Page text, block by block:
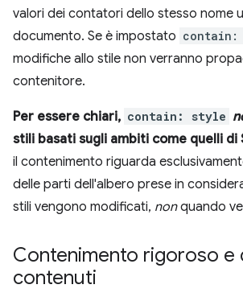
valori dei contatori dello stesso nome
documento. Se è impostato
modifiche allo stile non verranno
contenitore.
Per essere chiari, contain: style
stili basati sugli ambiti come quelli di
il contenimento riguarda
delle parti dell'albero prese in
stili vengono modificati, nonquando
Contenimento rigoroso e
contenuti